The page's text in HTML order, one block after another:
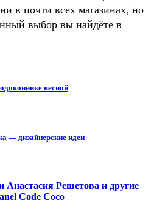
в почти всех магазинах, но
выбор вы найдёте в
весной
— дизайнерские идеи
Анастасия Решетова и другие
Code Coco